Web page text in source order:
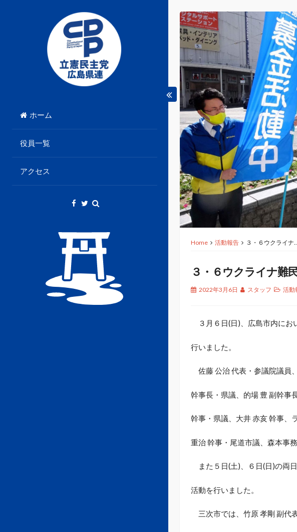
連合会
ホーム
役員一覧
アクセス
Home 活動報告 ３・６ウクライナ
３・６ウクライナ難
2022年3月6日 スタッフ 活動
３月６日(日)、広島市内にお
行いました。
佐藤 公治 代表・参議院議員
幹事長・県議、的場 豊 副幹事
幹事・県議、大井 赤亥 幹事、
重治 幹事・尾道市議、森本事
また５日(土)、６日(日)の両
活動を行いました。
三次市では、竹原 孝剛 副代